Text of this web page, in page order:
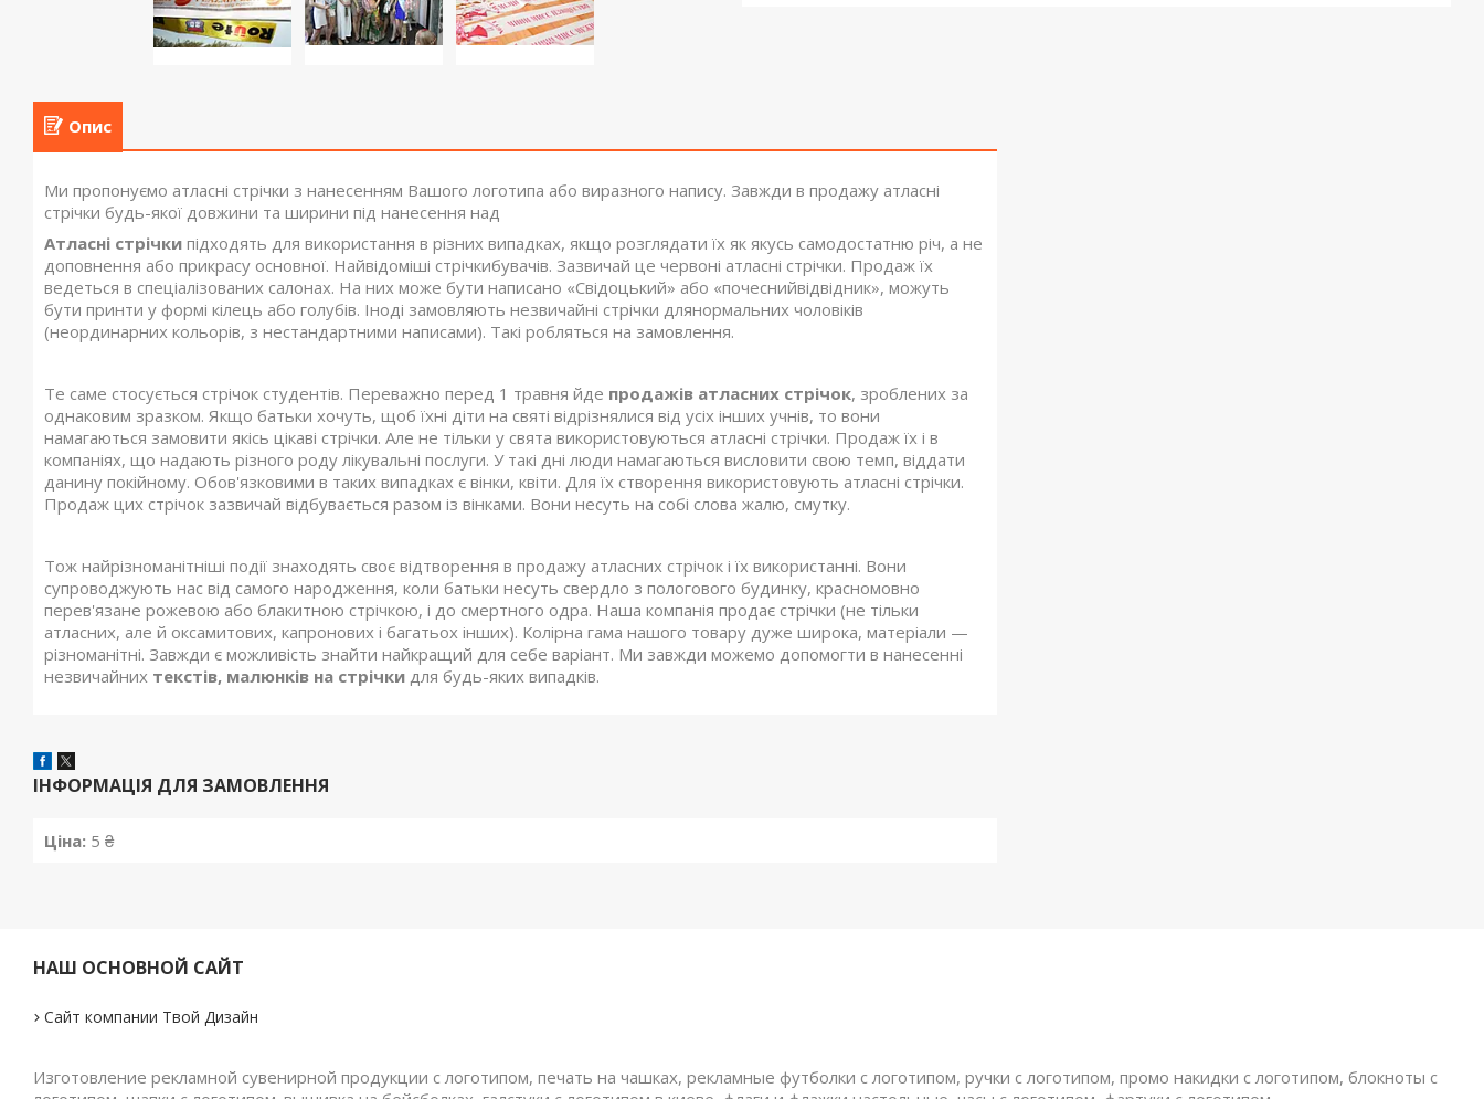
Опис
Ми пропонуємо атласні стрічки з нанесенням Вашого логотипа або виразного напису. Завжди в продажу атласні
стрічки будь-якої довжини та ширини під нанесення над
Атласні стрічки підходять для використання в різних випадках, якщо розглядати їх як якусь самодостатню річ, а не
доповнення або прикрасу основної. Найвідоміші стрічкибувачів. Зазвичай це червоні атласні стрічки. Продаж їх
ведеться в спеціалізованих салонах. На них може бути написано «Свідоцький» або «почеснийвідвідник», можуть
бути принти у формі кілець або голубів. Іноді замовляють незвичайні стрічки длянормальних чоловіків
(неординарних кольорів, з нестандартними написами). Такі робляться на замовлення.
Те саме стосується стрічок студентів. Переважно перед 1 травня йде продажів атласних стрічок, зроблених за
однаковим зразком. Якщо батьки хочуть, щоб їхні діти на святі відрізнялися від усіх інших учнів, то вони
намагаються замовити якісь цікаві стрічки. Але не тільки у свята використовуються атласні стрічки. Продаж їх і в
компаніях, що надають різного роду лікувальні послуги. У такі дні люди намагаються висловити свою темп, віддати
данину покійному. Обов'язковими в таких випадках є вінки, квіти. Для їх створення використовують атласні стрічки.
Продаж цих стрічок зазвичай відбувається разом із вінками. Вони несуть на собі слова жалю, смутку.
Тож найрізноманітніші події знаходять своє відтворення в продажу атласних стрічок і їх використанні. Вони
супроводжують нас від самого народження, коли батьки несуть свердло з пологового будинку, красномовно
перев'язане рожевою або блакитною стрічкою, і до смертного одра. Наша компанія продає стрічки (не тільки
атласних, але й оксамитових, капронових і багатьох інших). Колірна гама нашого товару дуже широка, матеріали —
різноманітні. Завжди є можливість знайти найкращий для себе варіант. Ми завжди можемо допомогти в нанесенні
незвичайних текстів, малюнків на стрічки для будь-яких випадків.
ІНФОРМАЦІЯ ДЛЯ ЗАМОВЛЕННЯ
Ціна: 5 ₴
НАШ ОСНОВНОЙ САЙТ
Сайт компании Твой Дизайн
Изготовление рекламной сувенирной продукции с логотипом, печать на чашках, рекламные футболки с логотипом, ручки с логотипом, промо накидки с логотипом, блокноты с